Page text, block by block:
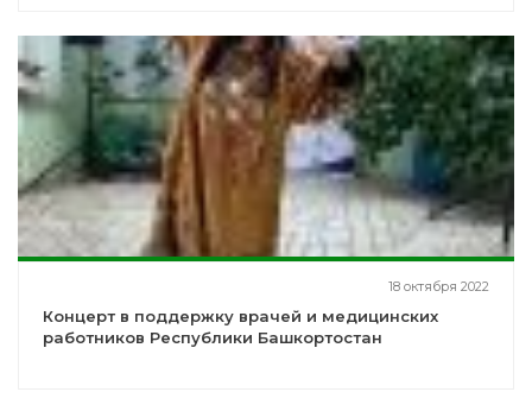
18 октября 2022
Концерт в поддержку врачей и медицинских
работников Республики Башкортостан